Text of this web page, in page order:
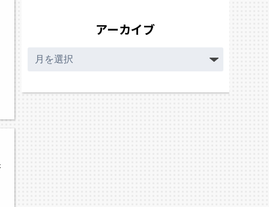
アーカイブ
ー
イ